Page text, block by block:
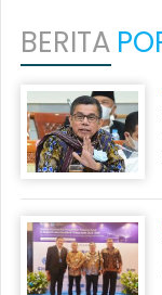
BERITA